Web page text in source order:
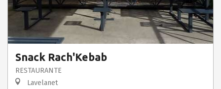
Snack Rach'Kebab
RESTAURANTE
Lavelanet